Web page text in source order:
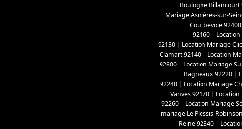
Boulogne Billancourt
Mariage Asnières-sur-
Courbevoie 92400
92160 |
92130 | Location Mariage
Clamart 92140 | Location
92800 | Location Mariage
Bagneaux 92220 |
92240 | Location Mariage
Vanves 92170 | Location
92260 | Location Mariage
mariage Le Plessis-
Reine 92340 |